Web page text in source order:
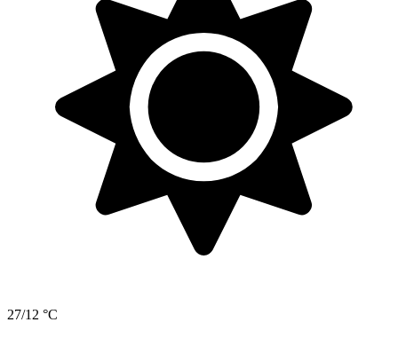
27/12 °C